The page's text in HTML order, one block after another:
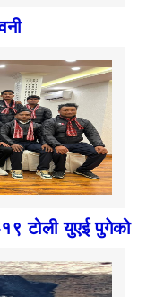
टोली युएई पुगेको